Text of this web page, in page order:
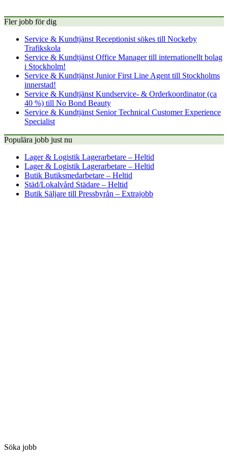
Fler jobb för dig
Service & Kundtjänst Receptionist sökes till Nockeby
Trafikskola
Service & Kundtjänst Office Manager till internationellt bolag
i Stockholm!
Service & Kundtjänst Junior First Line Agent till Stockholms
innerstad!
Service & Kundtjänst Kundservice- & Orderkoordinator (ca
40 %) till No Bond Beauty
Service & Kundtjänst Senior Technical Customer Experience
Specialist
Populära jobb just nu
Lager & Logistik Lagerarbetare – Heltid
Lager & Logistik Lagerarbetare – Heltid
Butik Butiksmedarbetare – Heltid
Städ/Lokalvård Städare – Heltid
Butik Säljare till Pressbyrån – Extrajobb
Söka jobb